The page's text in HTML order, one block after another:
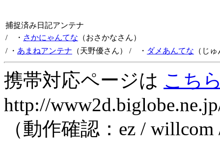
捕捉済み日記アンテナ
/ ・ さかにゃんてな （おさかなさん）
/ ・ あまねアンテナ （天野優さん） / ・ ダメあんてな （じ
携帯対応ページは こち
http://
（動作確認：ez /